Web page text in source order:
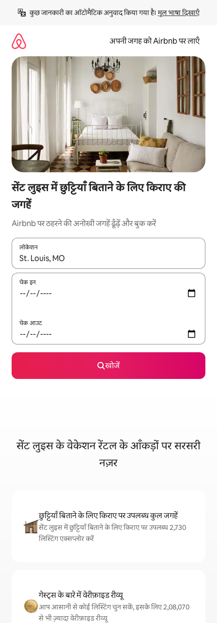
छोड़कर
कॉन्टेंट
कुछ जानकारी का ऑटोमैटिक अनुवाद किया गया है। मूल भाषा दिखाएँ
अपनी जगह को Airbnb पर लाएँ
सेंट लुइस में छुट्टियाँ बिताने के लिए किराए की
जगहें
Airbnb पर ठहरने की अनोखी जगहें ढूँढ़ें और बुक करें
लोकेशन
नतीजों के उपलब्ध होने पर, अप और डाउन 'ऐरो की' का इस्तेमाल करके नेविगेट
चेक इन
चेक आउट
खोजें
सेंट लुइस के वेकेशन रेंटल के आँकड़ों पर सरसरी
नज़र
छुट्टियाँ बिताने के लिए किराए पर उपलब्ध कुल जगहें
सेंट लुइस में छुट्टियाँ बिताने के लिए किराए पर उपलब्ध 2,730
लिस्टिंग एक्सप्लोर करें
गेस्ट्स के बारे में वेरीफ़ाइड रीव्यू
आप आसानी से कोई लिस्टिंग चुन सकें, इसके लिए 2,08,070
से भी ज़्यादा वेरीफ़ाइड रीव्यू